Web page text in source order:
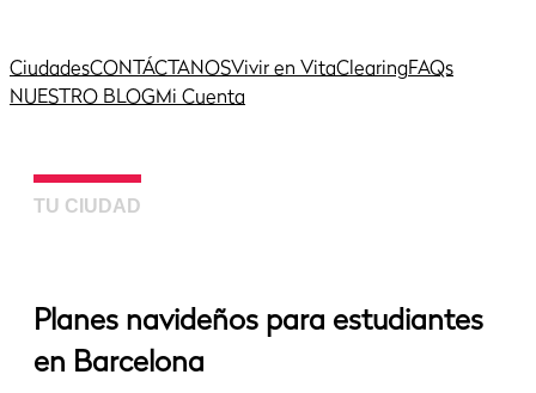
CiudadesCONTÁCTANOSVivir en VitaClearingFAQs
NUESTRO BLOGMi Cuenta
TU CIUDAD
Planes navideños para estudiantes
en Barcelona